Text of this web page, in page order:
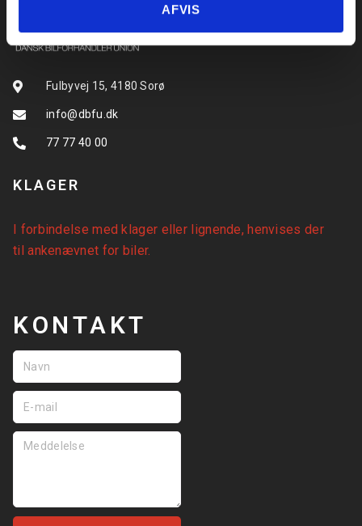
AFVIS
Fulbyvej 15, 4180 Sorø
info@dbfu.dk
77 77 40 00
KLAGER
I forbindelse med klager eller lignende, henvises der
tilankenævnet for biler.
KONTAKT